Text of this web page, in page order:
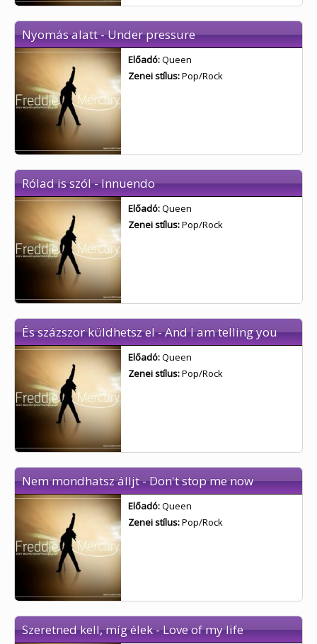
Nyomás alatt - Under pressure
Előadó:Queen
Zenei stílus:Pop/Rock
Rólad is szól - Innuendo
Előadó:Queen
Zenei stílus:Pop/Rock
És százszor küldhetsz el - And I am telling you
Előadó:Queen
Zenei stílus:Pop/Rock
Nem mondhatsz álljt - Don't stop me now
Előadó:Queen
Zenei stílus:Pop/Rock
Szeretned kell, míg élek - Love of my life